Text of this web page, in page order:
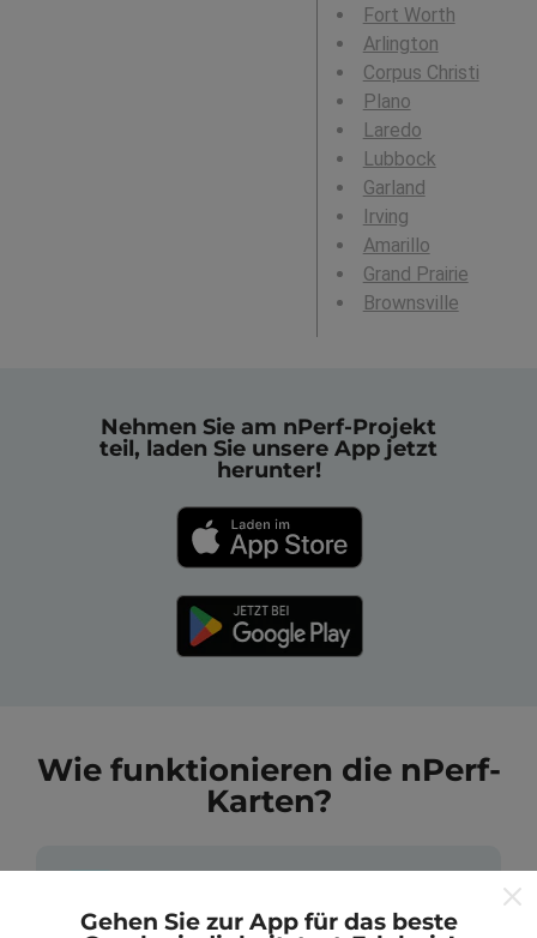
Fort Worth
Arlington
Corpus Christi
Plano
Laredo
Lubbock
Garland
Irving
Amarillo
Grand Prairie
Brownsville
Nehmen Sie am nPerf-Projekt
teil, laden Sie unsere App jetzt
herunter!
Wie funktionieren die nPerf-
Karten?
Gehen Sie zur App für das beste